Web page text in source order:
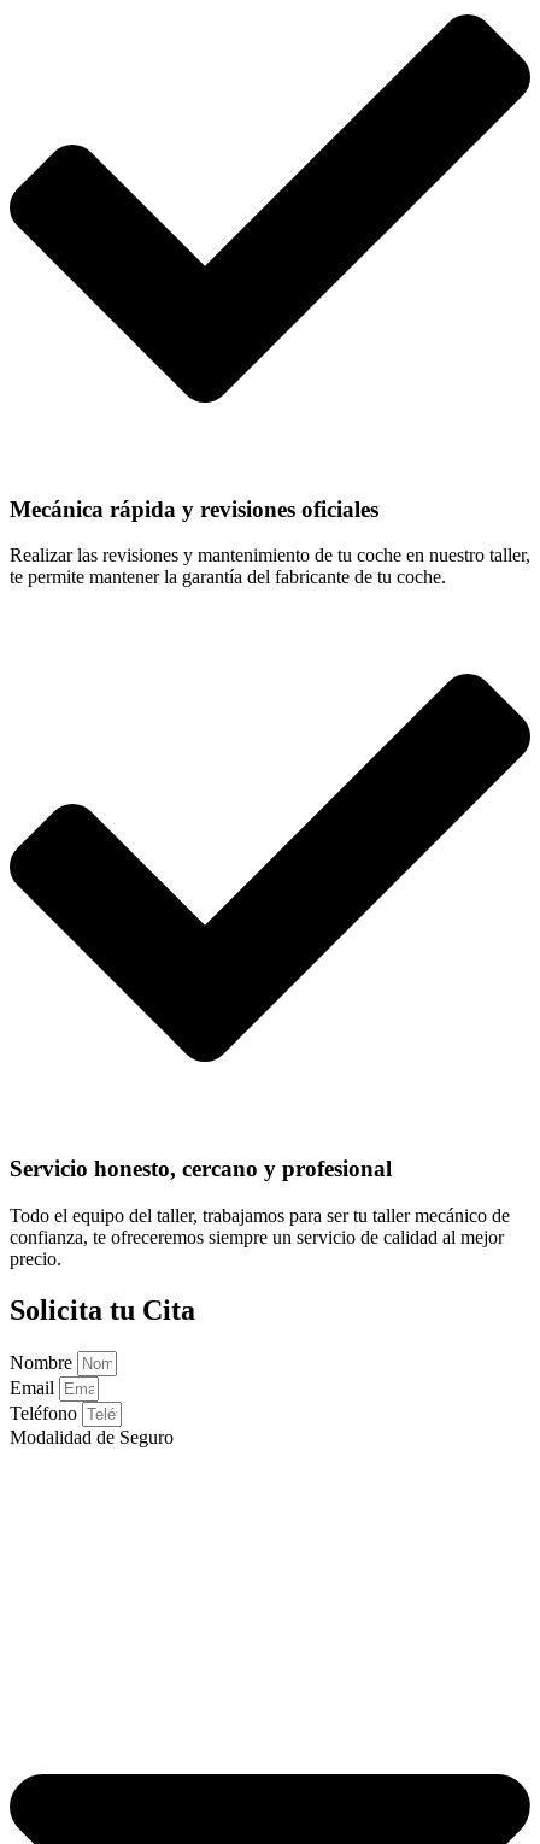
Mecánica rápida y revisiones oficiales
Realizar las revisiones y mantenimiento de tu coche en nuestro taller,
te permite mantener la garantía del fabricante de tu coche.
Servicio honesto, cercano y profesional
Todo el equipo del taller, trabajamos para ser tu taller mecánico de
confianza, te ofreceremos siempre un servicio de calidad al mejor
precio.
Solicita tu Cita
Nombre
Email
Teléfono
Modalidad de Seguro